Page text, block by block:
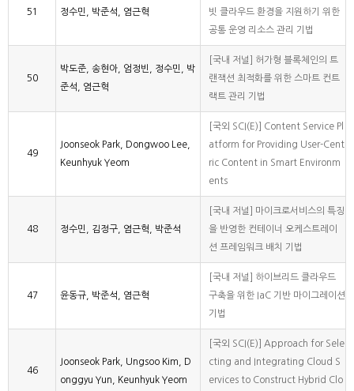
51 정수민, 박준석, 염근혁
빗 클라우드 환경을 지원하기 위한
공통 운영 리소스 관리 기법
50
박도준, 송현아, 엄정빈, 정수민, 박
준석, 염근혁
[국내 저널] 허가형 블록체인의 트
랜잭션 최적화를 위한 스마트 컨트
랙트 관리 기법
49
Joonseok Park, Dongwoo Lee,
Keunhyuk Yeom
[국외 SCI(E)] Content Service Pl
atform for Providing User-Cent
ric Content in Smart Environm
ents
48 정수민, 김정구, 염근혁, 박준석
[국내 저널] 마이크로서비스의 특징
을 반영한 컨테이너 오케스트레이
션 프레임워크 배치 기법
47 윤동규, 박준석, 염근혁
[국내 저널] 하이브리드 클라우드
구축을 위한 IaC 기반 마이그레이션
기법
46
Joonseok Park, Ungsoo Kim, D
onggyu Yun, Keunhyuk Yeom
[국외 SCI(E)] Approach for Sele
cting and Integrating Cloud S
ervices to Construct Hybrid Clo